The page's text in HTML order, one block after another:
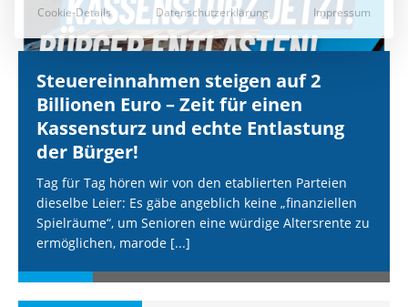
Steuereinnahmen steigen auf 2
Billionen Euro – Zeit für einen
Kassensturz und echte Entlastung
der Bürger!
Tag für Tag hören wir von den etablierten Parteien
dieselbe Leier: Es gäbe angeblich keine „finanziellen
Spielräume“, um Senioren eine würdige Altersrente zu
ermöglichen, marode [...]